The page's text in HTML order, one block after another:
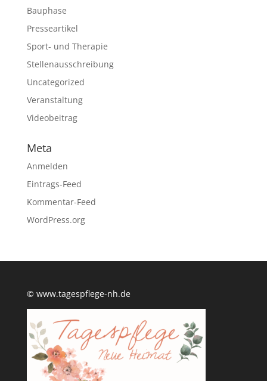
Bauphase
Presseartikel
Sport- und Therapie
Stellenausschreibung
Uncategorized
Veranstaltung
Videobeitrag
Meta
Anmelden
Eintrags-Feed
Kommentar-Feed
WordPress.org
© www.tagespflege-nh.de